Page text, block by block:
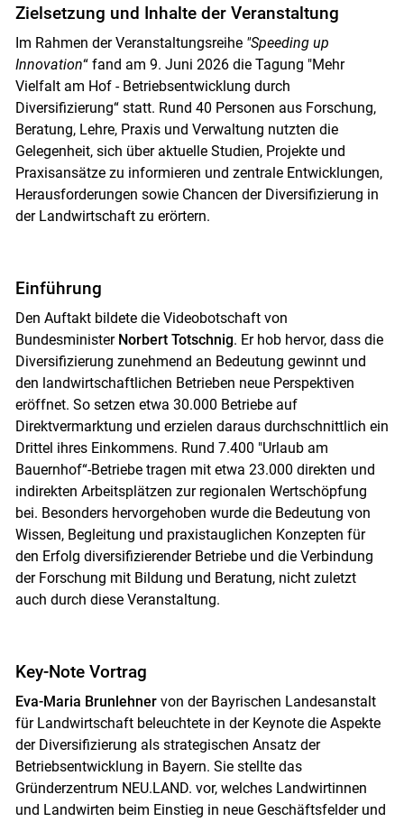
Zielsetzung und Inhalte der Veranstaltung
Im Rahmen der Veranstaltungsreihe "Speeding up
Innovation“ fand am 9. Juni 2026 die Tagung "Mehr
Vielfalt am Hof - Betriebsentwicklung durch
Diversifizierung“ statt. Rund 40 Personen aus Forschung,
Beratung, Lehre, Praxis und Verwaltung nutzten die
Gelegenheit, sich über aktuelle Studien, Projekte und
Praxisansätze zu informieren und zentrale Entwicklungen,
Herausforderungen sowie Chancen der Diversifizierung in
der Landwirtschaft zu erörtern.
Einführung
Den Auftakt bildete die Videobotschaft von
Bundesminister Norbert Totschnig. Er hob hervor, dass die
Diversifizierung zunehmend an Bedeutung gewinnt und
den landwirtschaftlichen Betrieben neue Perspektiven
eröffnet. So setzen etwa 30.000 Betriebe auf
Direktvermarktung und erzielen daraus durchschnittlich ein
Drittel ihres Einkommens. Rund 7.400 "Urlaub am
Bauernhof“-Betriebe tragen mit etwa 23.000 direkten und
indirekten Arbeitsplätzen zur regionalen Wertschöpfung
bei. Besonders hervorgehoben wurde die Bedeutung von
Wissen, Begleitung und praxistauglichen Konzepten für
den Erfolg diversifizierender Betriebe und die Verbindung
der Forschung mit Bildung und Beratung, nicht zuletzt
auch durch diese Veranstaltung.
Key-Note Vortrag
Eva-Maria Brunlehnervon der Bayrischen Landesanstalt
für Landwirtschaft beleuchtete in der Keynote die Aspekte
der Diversifizierung als strategischen Ansatz der
Betriebsentwicklung in Bayern. Sie stellte das
Gründerzentrum NEU.LAND. vor, welches Landwirtinnen
und Landwirten beim Einstieg in neue Geschäftsfelder und